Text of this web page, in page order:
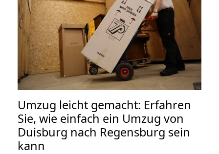
Umzug leicht gemacht: Erfahren
Sie, wie einfach ein Umzug von
Duisburg nach Regensburg sein
kann